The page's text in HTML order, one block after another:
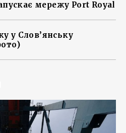
мережу Port Royal
у Слов’янську